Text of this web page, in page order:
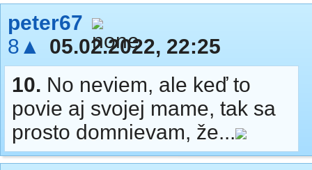
peter67
8▲
05.02.2022, 22:25
10. No neviem, ale keď to
povie aj svojej mame, tak sa
prosto domnievam, že...